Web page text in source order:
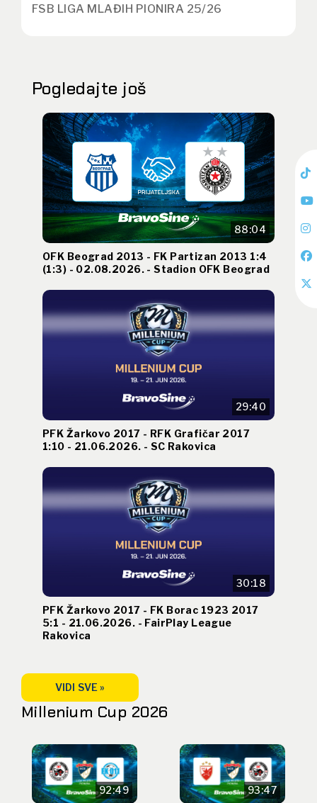
FSB LIGA MLAĐIH PIONIRA 25/26
Pogledajte još
88:04
OFK Beograd 2013 - FK Partizan 2013 1:4
(1:3) - 02.08.2026. - Stadion OFK Beograd
29:40
PFK Žarkovo 2017 - RFK Grafičar 2017
1:10 - 21.06.2026. - SC Rakovica
30:18
PFK Žarkovo 2017 - FK Borac 1923 2017
5:1 - 21.06.2026. - FairPlay League
Rakovica
VIDI SVE »
Millenium Cup 2026
92:49 93:47